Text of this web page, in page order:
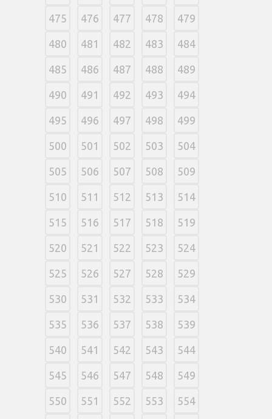
475 476 477 478 479
480 481 482 483 484
485 486 487 488 489
490 491 492 493 494
495 496 497 498 499
500 501 502 503 504
505 506 507 508 509
510 511 512 513 514
515 516 517 518 519
520 521 522 523 524
525 526 527 528 529
530 531 532 533 534
535 536 537 538 539
540 541 542 543 544
545 546 547 548 549
550 551 552 553 554